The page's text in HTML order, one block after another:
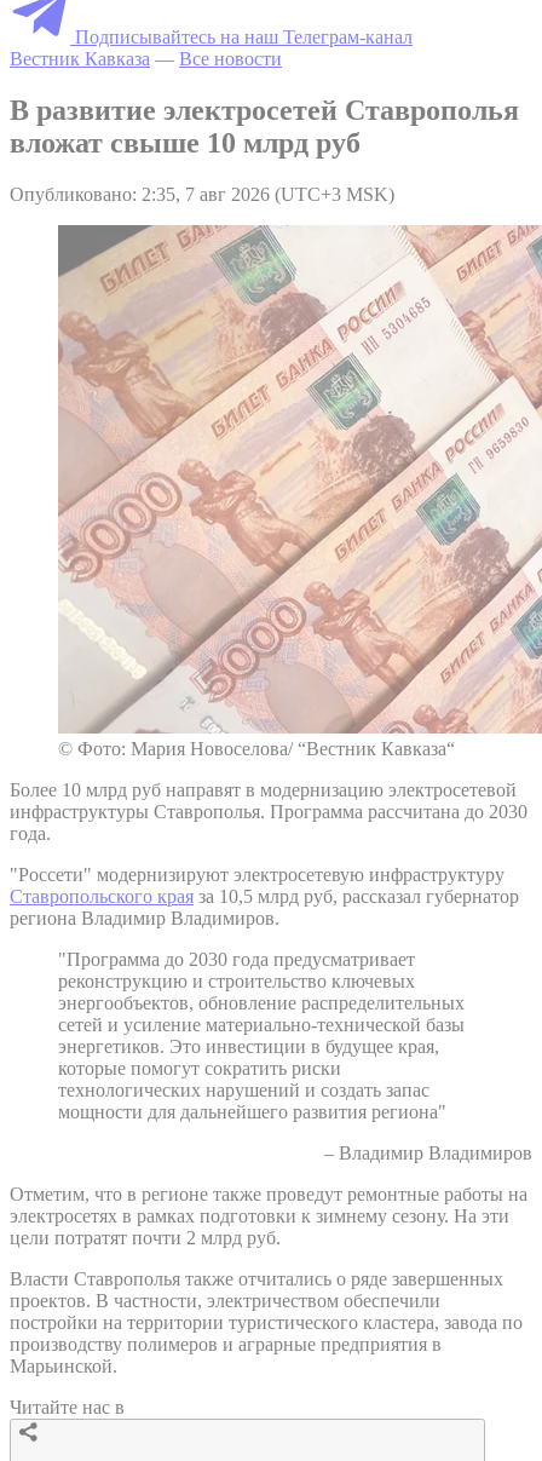
Подписывайтесь на наш Телеграм-канал
Вестник Кавказа — Все новости
В развитие электросетей Ставрополья
вложат свыше 10 млрд руб
Опубликовано: 2:35, 7 авг 2026 (UTC+3 MSK)
© Фото: Мария Новоселова/ “Вестник Кавказа“
Более 10 млрд руб направят в модернизацию электросетевой
инфраструктуры Ставрополья. Программа рассчитана до 2030
года.
"Россети" модернизируют электросетевую инфраструктуру
Ставропольского края за 10,5 млрд руб, рассказал губернатор
региона Владимир Владимиров.
"Программа до 2030 года предусматривает
реконструкцию и строительство ключевых
энергообъектов, обновление распределительных
сетей и усиление материально-технической базы
энергетиков. Это инвестиции в будущее края,
которые помогут сократить риски
технологических нарушений и создать запас
мощности для дальнейшего развития региона"
– Владимир Владимиров
Отметим, что в регионе также проведут ремонтные работы на
электросетях в рамках подготовки к зимнему сезону. На эти
цели потратят почти 2 млрд руб.
Власти Ставрополья также отчитались о ряде завершенных
проектов. В частности, электричеством обеспечили
постройки на территории туристического кластера, завода по
производству полимеров и аграрные предприятия в
Марьинской.
Читайте нас в